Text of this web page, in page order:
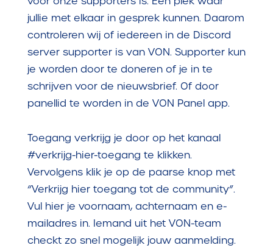
jullie met elkaar in gesprek kunnen. Daarom
controleren wij of iedereen in de Discord
server supporter is van VON. Supporter kun
je worden door te doneren of je in te
schrijven voor de nieuwsbrief. Of door
panellid te worden in de VON Panel app.
Toegang verkrijg je door op het kanaal
#verkrijg-hier-toegang te klikken.
Vervolgens klik je op de paarse knop met
“Verkrijg hier toegang tot de community”.
Vul hier je voornaam, achternaam en e-
mailadres in. Iemand uit het VON-team
checkt zo snel mogelijk jouw aanmelding.